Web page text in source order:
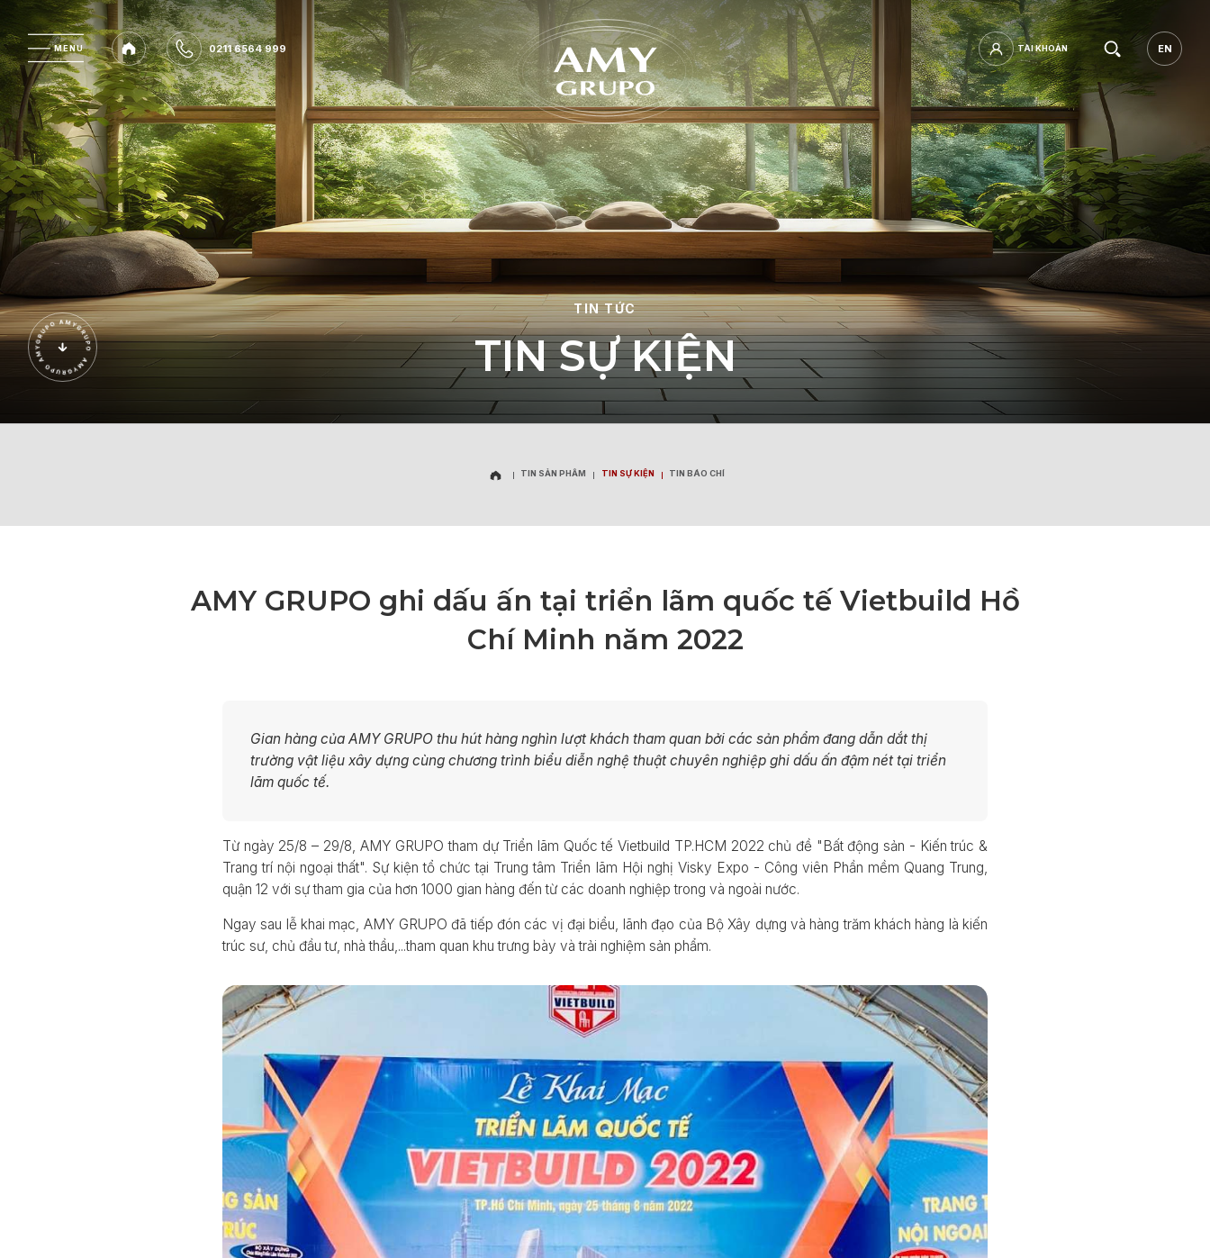
MENU
MENU
0211 6564 999
0211 6564 999
TÀI KHOẢN
TÀI KHOẢN
EN
TIN TỨC
TIN SỰ KIỆN
TIN SẢN PHẨM TIN SỰ KIỆN TIN BÁO CHÍ
AMY GRUPO ghi dấu ấn tại triển lãm quốc tế Vietbuild Hồ
Chí Minh năm 2022
Gian hàng của AMY GRUPO thu hút hàng nghìn lượt khách tham quan bởi các sản phẩm đang dẫn dắt thị
trường vật liệu xây dựng cùng chương trình biểu diễn nghệ thuật chuyên nghiệp ghi dấu ấn đậm nét tại triển
lãm quốc tế.
Từ ngày 25/8 – 29/8, AMY GRUPO tham dự Triển lãm Quốc tế Vietbuild TP.HCM 2022 chủ đề "Bất động sản - Kiến trúc &
Trang trí nội ngoại thất". Sự kiện tổ chức tại Trung tâm Triển lãm Hội nghị Visky Expo - Công viên Phần mềm Quang Trung,
quận 12 với sự tham gia của hơn 1000 gian hàng đến từ các doanh nghiệp trong và ngoài nước.
Ngay sau lễ khai mạc, AMY GRUPO đã tiếp đón các vị đại biểu, lãnh đạo của Bộ Xây dựng và hàng trăm khách hàng là kiến
trúc sư, chủ đầu tư, nhà thầu,...tham quan khu trưng bày và trải nghiệm sản phẩm.
Quên mật khẩu?
ĐĂNG KÝ ĐĂNG NHẬP